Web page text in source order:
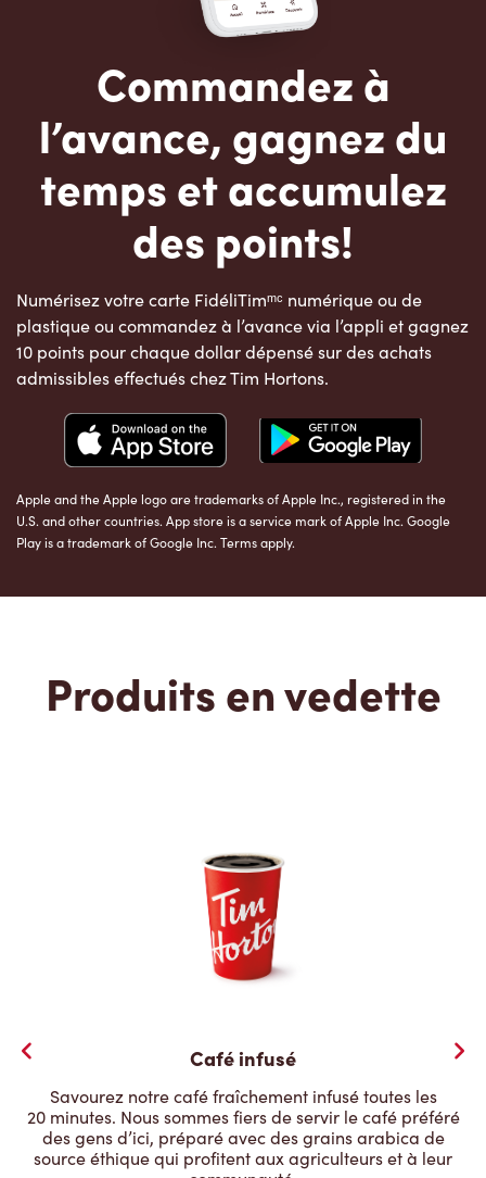
Commandez à
l’avance, gagnez du
temps et accumulez
des points!
Numérisez votre carte FidéliTimᵐᶜ numérique ou de
plastique ou commandez à l’avance via l’appli et gagnez
10 points pour chaque dollar dépensé sur des achats
admissibles effectués chez Tim Hortons.
Apple and the Apple logo are trademarks of Apple Inc., registered in the
U.S. and other countries. App store is a service mark of Apple Inc. Google
Play is a trademark of Google Inc. Terms apply.
Produits en vedette
Café infusé
Savourez notre café fraîchement infusé toutes les
20 minutes. Nous sommes fiers de servir le café préféré
des gens d’ici, préparé avec des grains arabica de
source éthique qui profitent aux agriculteurs et à leur